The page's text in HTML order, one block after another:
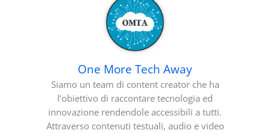
One More Tech Away
Siamo un team di content creator che ha
l’obiettivo di raccontare tecnologia ed
innovazione rendendole accessibili a tutti.
Attraverso contenuti testuali, audio e video